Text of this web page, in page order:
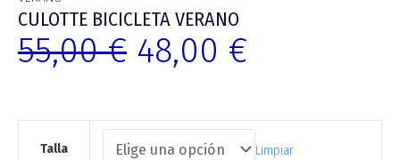
CULOTTE BICICLETA VERANO
55,00€ 48,00 €
Talla Limpiar